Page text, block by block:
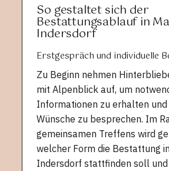
So gestaltet sich der
Bestattungsablauf in
Indersdorf
Erstgespräch und individuelle
Zu Beginn nehmen
mit Alpenblick auf, um
Informationen zu erhalten
Wünsche zu besprechen. Im
gemeinsamen Treffens wird
welcher Form die Bestattung
Indersdorf stattfinden soll